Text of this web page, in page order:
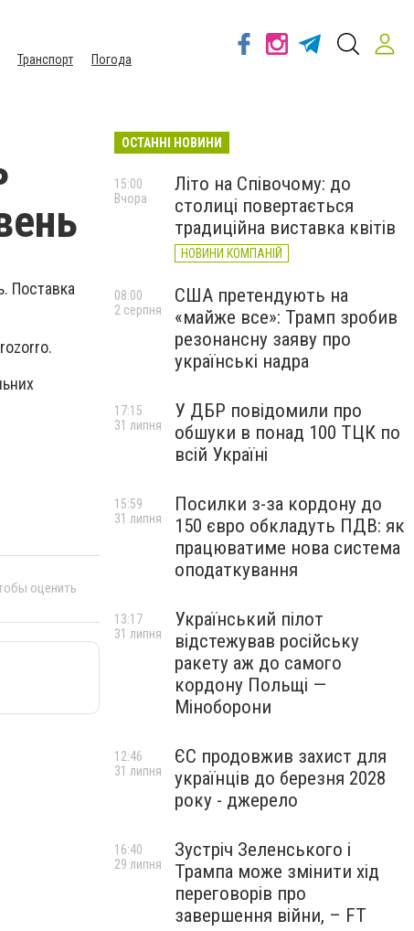
Транспорт Погода
Поставка
оценить
ОСТАННІ НОВИНИ
Літо на Співочому: до
столиці повертається
традиційна виставка квітів
НОВИНИ КОМПАНІЙ
15:00
Вчора
США претендують на
«майже все»: Трамп зробив
резонансну заяву про
українські надра
08:00
2 серпня
У ДБР повідомили про
обшуки в понад 100 ТЦК по
всій Україні
17:15
31 липня
Посилки з-за кордону до
150 євро обкладуть ПДВ: як
працюватиме нова система
оподаткування
15:59
31 липня
Український пілот
відстежував російську
ракету аж до самого
кордону Польщі —
Міноборони
13:17
31 липня
ЄС продовжив захист для
українців до березня 2028
року - джерело
12:46
31 липня
Зустріч Зеленського і
Трампа може змінити хід
переговорів про
завершення війни, – FT
16:40
29 липня